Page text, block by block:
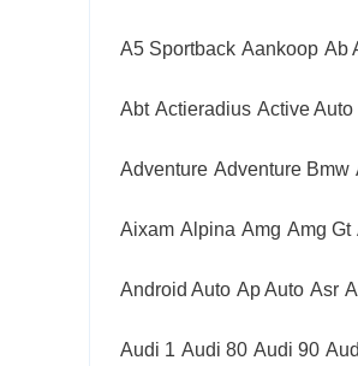
A5 Sportback Aankoop Ab
Abt Actieradius Active Auto
Adventure Adventure Bmw
Aixam Alpina Amg Amg Gt
Android Auto Ap Auto Asr
Audi 1 Audi 80 Audi 90